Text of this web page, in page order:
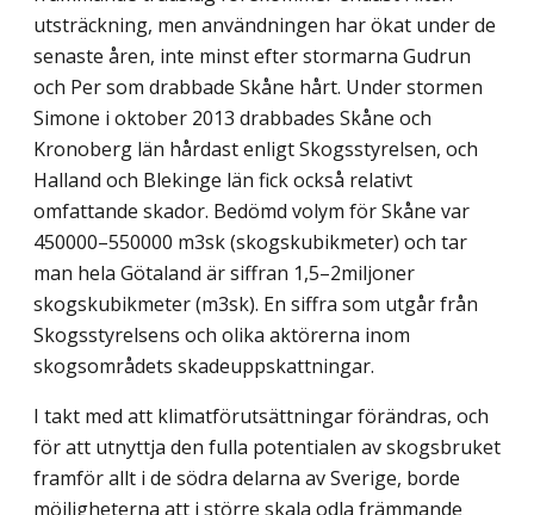
utsträckning, men användningen har ökat under de
senaste åren, inte minst efter stormarna Gudrun
och Per som drabbade Skåne hårt. Under stormen
Simone i oktober 2013 drabbades Skåne och
Kronoberg län hårdast enligt Skogsstyrelsen, och
Halland och Blekinge län fick också relativt
omfattande skador. Bedömd volym för Skåne var
450000–550000 m3sk (skogskubikmeter) och tar
man hela Götaland är siffran 1,5–2miljoner
skogskubikmeter (m3sk). En siffra som utgår från
Skogsstyrelsens och olika aktörerna inom
skogsområdets skadeuppskattningar.
I takt med att klimatförutsättningar förändras, och
för att utnyttja den fulla potentialen av skogsbruket
framför allt i de södra delarna av Sverige, borde
möjligheterna att i större skala odla främmande